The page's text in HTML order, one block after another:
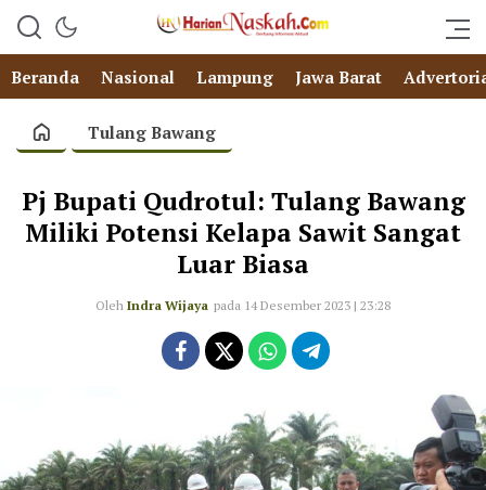
Beranda Nasional Lampung Jawa Barat
Tulang Bawang
Pj Bupati Qudrotul: Tulang Bawang
Miliki Potensi Kelapa Sawit Sangat
Luar Biasa
Oleh Indra Wijaya pada 14 Desember 2023 | 23:28